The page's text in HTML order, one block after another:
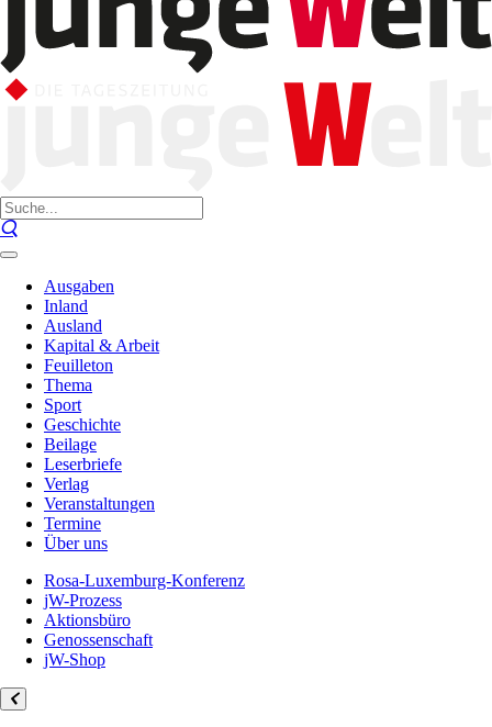
Ausgaben
Inland
Ausland
Kapital & Arbeit
Feuilleton
Thema
Sport
Geschichte
Beilage
Leserbriefe
Verlag
Veranstaltungen
Termine
Über uns
Rosa-Luxemburg-Konferenz
jW-Prozess
Aktionsbüro
Genossenschaft
jW-Shop